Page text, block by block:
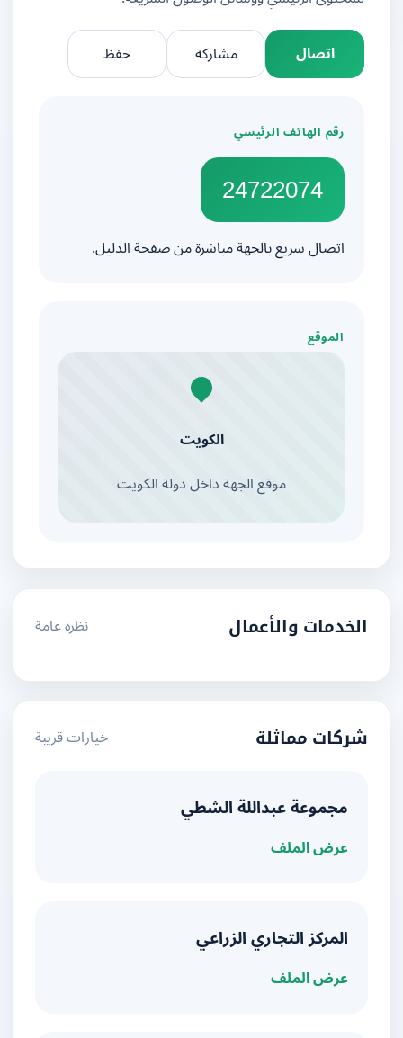
اتصال
مشاركة
رقم الهاتف الرئيسي
24722074
اتصال سريع بالجهة مباشرة من صفحة الدليل.
الموقع
الكويت
موقع الجهة داخل دولة الكويت
الخدمات والأعمال نظرة عامة
شركات مماثلة خيارات قريبة
مجموعة عبداللة الشطي
عرض الملف
المركز التجاري الزراعي
عرض الملف